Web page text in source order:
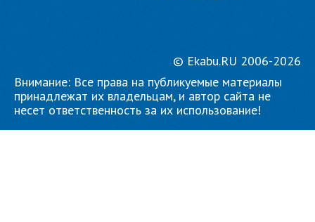
© Ekabu.RU 2006-2026
Внимание: Все права на публикуемые материалы
принадлежат их владельцам, и автор сайта не
несет ответственность за их использование!